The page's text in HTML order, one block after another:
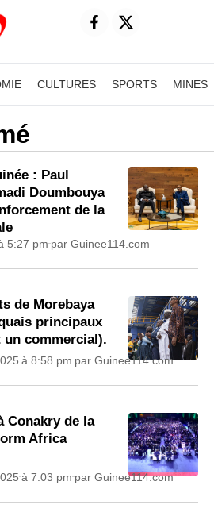
CULTURES SPORTS MINES
: Paul
Doumbouya
de la
5:27 pm par Guinee114.com
de Morebaya
principaux
commercial).
à 8:58 pm par Guinee114.com
Conakry de la
Africa
à 7:03 pm par Guinee114.com